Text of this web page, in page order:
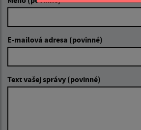
E-mailová adresa (povinné)
Text vašej správy (povinné)